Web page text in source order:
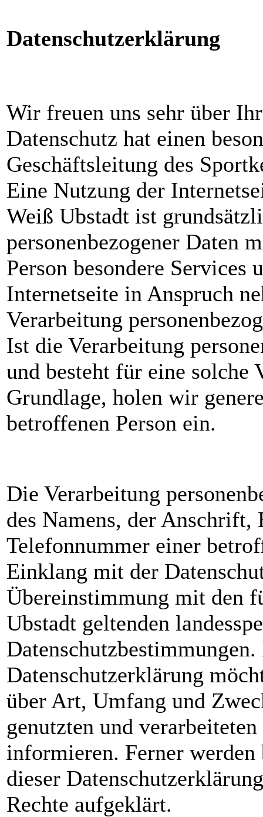
Datenschutzerklärung
Wir freuen uns sehr über
Datenschutz hat einen
Geschäftsleitung des
Eine Nutzung der
Weiß Ubstadt ist
personenbezogener Daten
Person besondere Services
Internetseite in Anspruch
Verarbeitung
Ist die Verarbeitung
und besteht für eine solche
Grundlage, holen wir
betroffenen Person ein.
Die Verarbeitung
des Namens, der
Telefonnummer einer
Einklang mit der
Übereinstimmung mit den
Ubstadt geltenden
Datenschutzerklärung
über Art, Umfang und
genutzten und
informieren. Ferner
dieser
Rechte aufgeklärt.